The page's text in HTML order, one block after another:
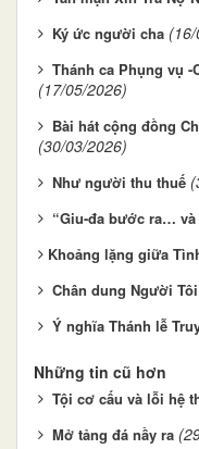
Ký ức người cha
Thánh ca Phụng vụ -
(17/05/2026)
Bài hát cộng đồng
(30/03/2026)
Như người thu thuế
“Giu-đa bước ra…
​​​​​​​Khoảng lặng giữa
Chân dung Người
Ý nghĩa Thánh lễ
Những tin cũ hơn
Tội cơ cấu và lỗi hệ
Mở tảng đá nầy ra